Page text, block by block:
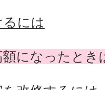
には
額になったとき